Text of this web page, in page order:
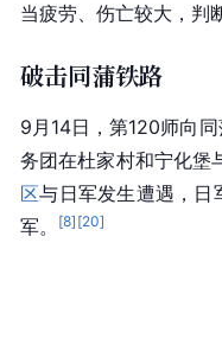
当疲劳、伤亡较大，判
破击同蒲铁路
9月14日，第120师向
务团在杜家村和宁化堡
区与日军发生遭遇，日
军。
[8] [20]